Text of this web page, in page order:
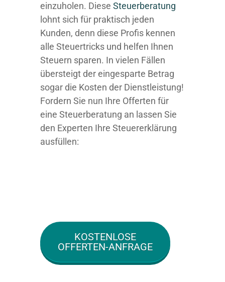
einzuholen. Diese Steuerberatung
lohnt sich für praktisch jeden
Kunden, denn diese Profis kennen
alle Steuertricks und helfen Ihnen
Steuern sparen. In vielen Fällen
übersteigt der eingesparte Betrag
sogar die Kosten der Dienstleistung!
Fordern Sie nun Ihre Offerten für
eine Steuerberatung an lassen Sie
den Experten Ihre Steuererklärung
ausfüllen:
KOSTENLOSE
OFFERTEN-ANFRAGE